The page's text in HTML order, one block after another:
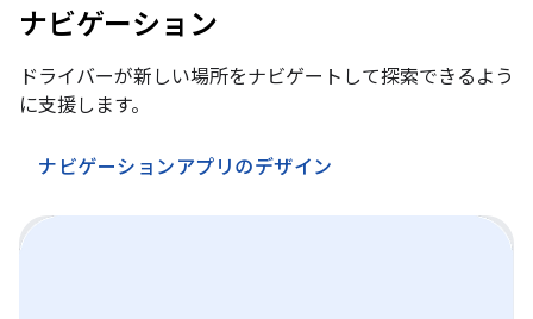
ナビゲーション
ドライバーが新しい場所をナビゲートして探索できるよう
に支援します。
ナビゲーションアプリのデザイン